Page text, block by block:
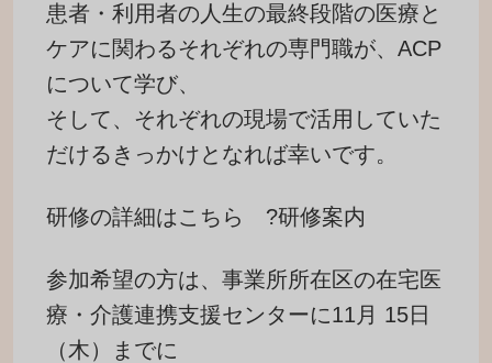
患者・利用者の人生の最終段階の医療と
ケアに関わるそれぞれの専門職が、ACP
について学び、
そして、それぞれの現場で活用していた
だけるきっかけとなれば幸いです。
研修の詳細はこちら ?研修案内
参加希望の方は、事業所所在区の在宅医
療・介護連携支援センターに11月 15日
（木）までに